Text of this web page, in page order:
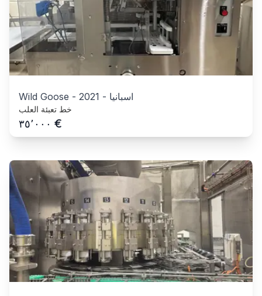
Wild Goose - 2021 - اسبانيا
خط تعبئة العلب
٣٥٬٠٠٠ €